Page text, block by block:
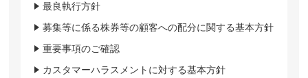
最良執行方針
募集等に係る株券等の顧客への配分に関する基本方針
重要事項のご確認
カスタマーハラスメントに対する基本方針